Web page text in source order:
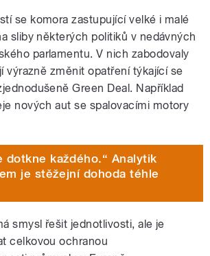
se komora zastupující velké i malé
sliby některých politiků v nedávných
parlamentu. V nich zabodovaly
výrazně změnit opatření týkající se
Green Deal. Například
nových aut se spalovacími motory
dotkne každého.“ Analytik
je stěžejní dohoda téhle
smysl řešit jednotlivosti, ale je
celkovou ochranou